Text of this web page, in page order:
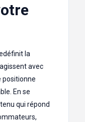
la
avec
positionne
En se
qui répond